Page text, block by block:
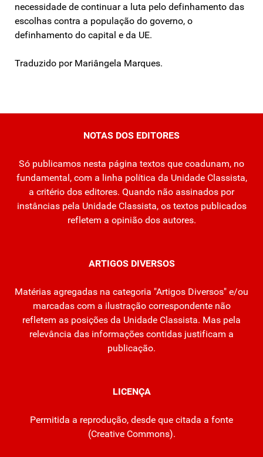
necessidade de continuar a luta pelo definhamento das
escolhas contra a população do governo, o
definhamento do capital e da UE.
Traduzido por Mariângela Marques.
NOTAS DOS EDITORES
Só publicamos nesta página textos que coadunam, no
fundamental, com a linha política da Unidade Classista,
a critério dos editores. Quando não assinados por
instâncias pela Unidade Classista, os textos publicados
refletem a opinião dos autores.
ARTIGOS DIVERSOS
Matérias agregadas na categoria "Artigos Diversos" e/ou
marcadas com a ilustração correspondente não
refletem as posições da Unidade Classista. Mas pela
relevância das informações contidas justificam a
publicação.
LICENÇA
Permitida a reprodução, desde que citada a fonte
(Creative Commons).